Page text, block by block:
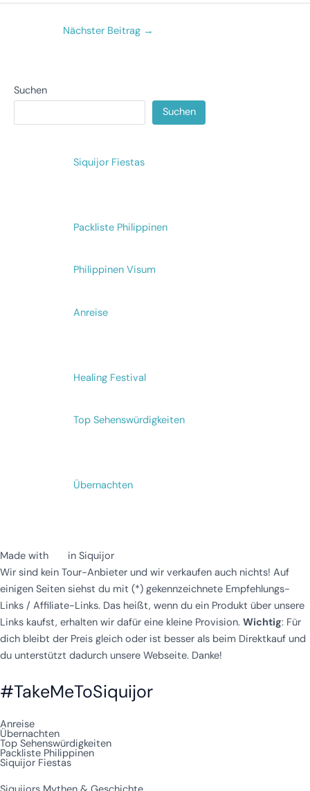
Nächster Beitrag →
Suchen
Suchen
Siquijor Fiestas
Packliste Philippinen
Philippinen Visum
Anreise
Healing Festival
Top Sehenswürdigkeiten
Übernachten
Made with
in Siquijor
Wir sind kein Tour-Anbieter und wir verkaufen auch nichts! Auf
einigen Seiten siehst du mit (*) gekennzeichnete Empfehlungs-
Links / Affiliate-Links. Das heißt, wenn du ein Produkt über unsere
Links kaufst, erhalten wir dafür eine kleine Provision. Wichtig: Für
dich bleibt der Preis gleich oder ist besser als beim Direktkauf und
du unterstützt dadurch unsere Webseite. Danke!
#TakeMeToSiquijor
Anreise
Übernachten
Top Sehenswürdigkeiten
Packliste Philippinen
Siquijor Fiestas